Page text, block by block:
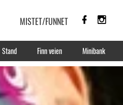
MISTET/FUNNET
Stand Finn veien Minibank